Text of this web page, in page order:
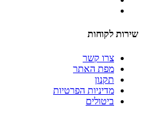
שירות לקוחות
צרו קשר
מפת האתר
תקנון
מדיניות הפרטיות
ביטולים